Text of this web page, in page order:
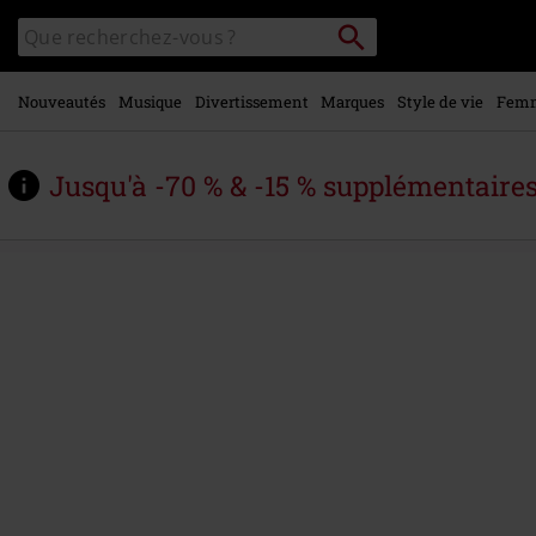
contenu
principal
Rechercher
sur
le
catalogue
Rechercher
Nouveautés Musique Divertissement Marques Style de vie
Jusqu'à -70 % & -15 %